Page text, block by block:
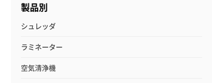
製品別
シュレッダ
ラミネーター
空気清浄機